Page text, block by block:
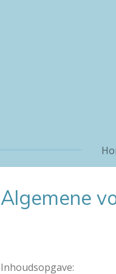
Algemene
Inhoudsopgave: